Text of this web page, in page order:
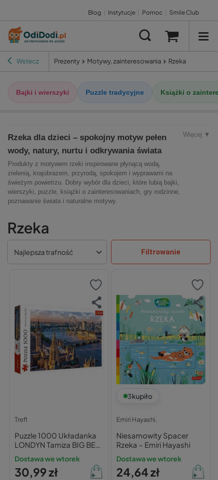
Blog Instytucje Pomoc Smile Club
Wstecz Prezenty Motywy, zainteresowania Rzeka
Bajki i wierszyki Puzzle tradycyjne Książki o
Rzeka dla dzieci – spokojny motyw pełen
wody, natury, nurtu i odkrywania świata
Produkty z motywem rzeki inspirowane płynącą wodą,
zielenią, krajobrazem, przyrodą, spokojem i wyprawami na
świeżym powietrzu. Dobry wybór dla dzieci, które lubią bajki,
wierszyki, puzzle, książki o zainteresowaniach, gry rodzinne,
poznawanie świata i naturalne motywy.
Więcej ▼
Rzeka
Najlepsza trafność Filtrowanie
Trefl
Puzzle 1000 Układanka
LONDYN Tamiza BIG BEN
Krajobraz Widok Miast
12+ Trefl
Dostawa we wtorek
30,99 zł
3kupiło
Emiri Hayashi,
Niesamowity Spacer
Rzeka – Emiri Hayashi
Dostawa we wtorek
24,64 zł